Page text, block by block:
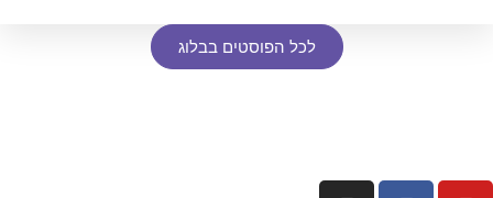
לכל הפוסטים בבלוג